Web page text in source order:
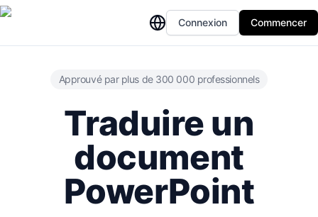
Connexion Commencer
Approuvé par plus de 300 000 professionnels
Traduire un
document
PowerPoint